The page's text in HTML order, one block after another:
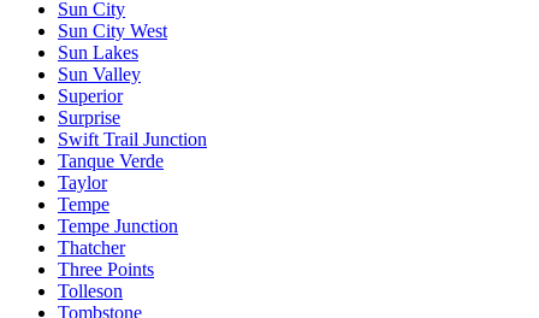
Sun City
Sun City West
Sun Lakes
Sun Valley
Superior
Surprise
Swift Trail Junction
Tanque Verde
Taylor
Tempe
Tempe Junction
Thatcher
Three Points
Tolleson
Tombstone